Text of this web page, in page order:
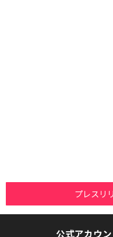
プレスリ
公式アカウ